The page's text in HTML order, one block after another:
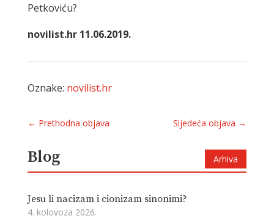
Petkoviću?
novilist.hr 11.06.2019.
Oznake: novilist.hr
← Prethodna objava Sljedeća objava →
Blog Arhiva
Jesu li nacizam i cionizam sinonimi?
4. kolovoza 2026.